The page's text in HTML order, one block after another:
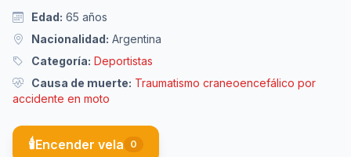
Edad: 65 años
Nacionalidad: Argentina
Categoría: Deportistas
Causa de muerte: Traumatismo craneoencefálico por
accidente en moto
🕯️Encender vela 0